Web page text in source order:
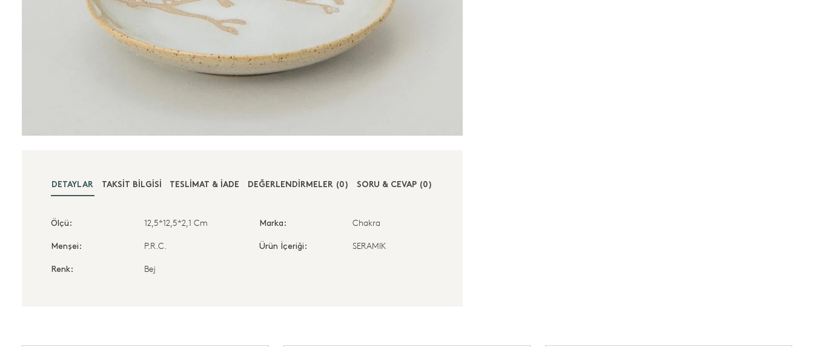
DETAYLAR TAKSIT BILGISI TESLIMAT & İADE DEĞERLENDİRMELER (0) SORU & CEVAP (0)
Ölçü: 12,5*12,5*2,1 Cm Marka: Chakra
Menşei: P.R.C. Ürün İçeriği: SERAMIK
Renk: Bej